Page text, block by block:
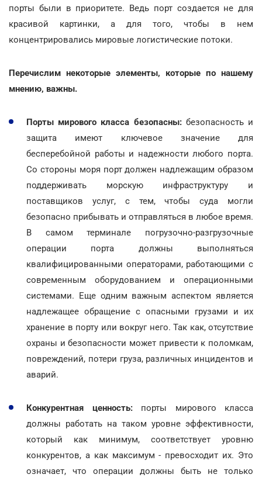
порты были в приоритете. Ведь порт создается не для
красивой картинки, а для того, чтобы в нем
концентрировались мировые логистические потоки.
Перечислим некоторые элементы, которые по нашему
мнению, важны.
Порты мирового класса безопасны: безопасность и
защита имеют ключевое значение для
бесперебойной работы и надежности любого порта.
Со стороны моря порт должен надлежащим образом
поддерживать морскую инфраструктуру и
поставщиков услуг, с тем, чтобы суда могли
безопасно прибывать и отправляться в любое время.
В самом терминале погрузочно-разгрузочные
операции порта должны выполняться
квалифицированными операторами, работающими с
современным оборудованием и операционными
системами. Еще одним важным аспектом является
надлежащее обращение с опасными грузами и их
хранение в порту или вокруг него. Так как, отсутствие
охраны и безопасности может привести к поломкам,
повреждений, потери груза, различных инцидентов и
аварий.
Конкурентная ценность: порты мирового класса
должны работать на таком уровне эффективности,
который как минимум, соответствует уровню
конкурентов, а как максимум - превосходит их. Это
означает, что операции должны быть не только